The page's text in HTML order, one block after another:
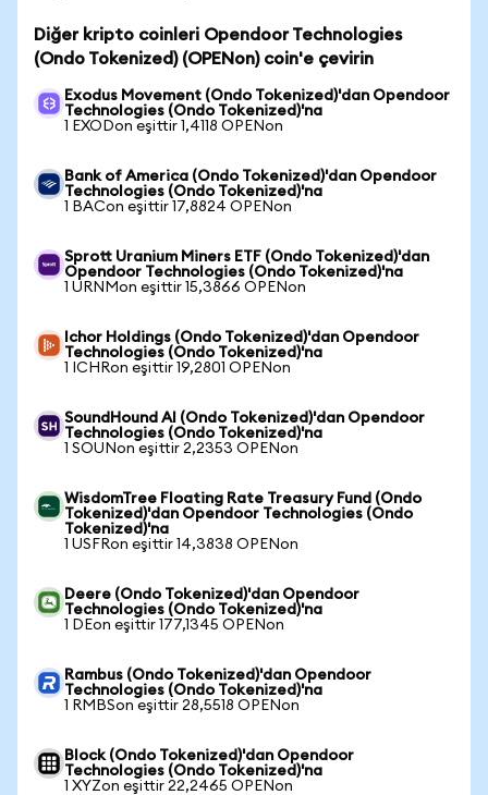
Diğer kripto coinleri Opendoor Technologies
(Ondo Tokenized) (OPENon) coin'e çevirin
Exodus Movement (Ondo Tokenized)'dan Opendoor
Technologies (Ondo Tokenized)'na
1 EXODon eşittir 1,4118 OPENon
Bank of America (Ondo Tokenized)'dan Opendoor
Technologies (Ondo Tokenized)'na
1 BACon eşittir 17,8824 OPENon
Sprott Uranium Miners ETF (Ondo Tokenized)'dan
Opendoor Technologies (Ondo Tokenized)'na
1 URNMon eşittir 15,3866 OPENon
Ichor Holdings (Ondo Tokenized)'dan Opendoor
Technologies (Ondo Tokenized)'na
1 ICHRon eşittir 19,2801 OPENon
SoundHound AI (Ondo Tokenized)'dan Opendoor
Technologies (Ondo Tokenized)'na
1 SOUNon eşittir 2,2353 OPENon
WisdomTree Floating Rate Treasury Fund (Ondo
Tokenized)'dan Opendoor Technologies (Ondo
Tokenized)'na
1 USFRon eşittir 14,3838 OPENon
Deere (Ondo Tokenized)'dan Opendoor
Technologies (Ondo Tokenized)'na
1 DEon eşittir 177,1345 OPENon
Rambus (Ondo Tokenized)'dan Opendoor
Technologies (Ondo Tokenized)'na
1 RMBSon eşittir 28,5518 OPENon
Block (Ondo Tokenized)'dan Opendoor
Technologies (Ondo Tokenized)'na
1 XYZon eşittir 22,2465 OPENon